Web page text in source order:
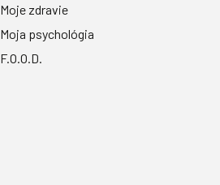
Moje zdravie
Moja psychológia
F.O.O.D.